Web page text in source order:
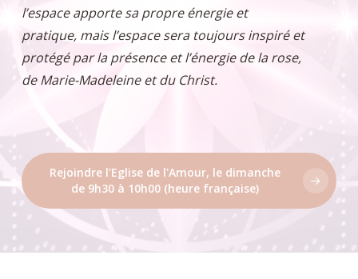
l’espace apporte sa propre énergie et
pratique, mais l’espace sera toujours inspiré et
protégé par la présence et l’énergie de la rose,
de Marie-Madeleine et du Christ.
Rejoindre l'Eglise de l'Amour, le dimanche
de 9h30 à 10h00 (heure française)